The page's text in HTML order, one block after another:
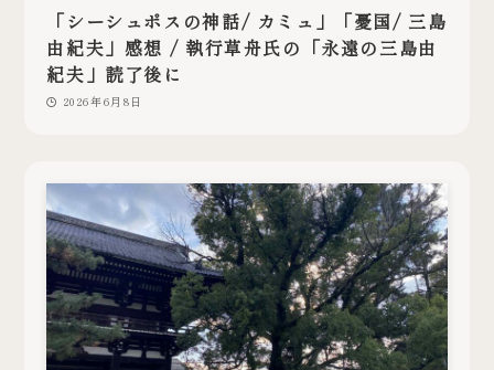
「シーシュポスの神話/ カミュ」「憂国/ 三島
由紀夫」感想 / 執行草舟氏の「永遠の三島由
紀夫」読了後に
2026年6月8日